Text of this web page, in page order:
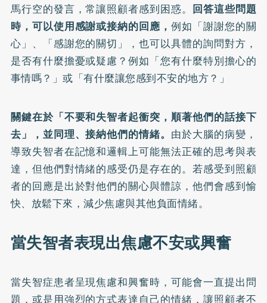
馬行空的發言，常讓照顧者感到困惑。 回答這些問題
時，可以使用感謝或接納的回應，例如「謝謝您的關
心」、「感謝您的關切」，也可以具體的詢問對方，
是否有什麼擔憂或疑慮？例如「您有什麼特別擔心的
事情嗎？」或「有什麼讓您感到不安的地方？」
關鍵在於「不要和失智者起衝突，順著他們的話接下
去」，並同理、接納他們的情緒。 由於大腦的病變，
導致失智者在記憶和邏輯上可能無法正確的思考與表
達，但他們對情緒的感受仍是存在的。若感受到照顧
者的回應是出於對他們的關心與體諒，他們會感到愉
快、放鬆下來，減少焦慮與其他負面情緒。
當失智者表現出焦慮不安或興奮
當失智症患者呈現焦慮和興奮時，可能會一直提出問
題，或是用強烈的方式表達自己的情緒，讓照顧者不